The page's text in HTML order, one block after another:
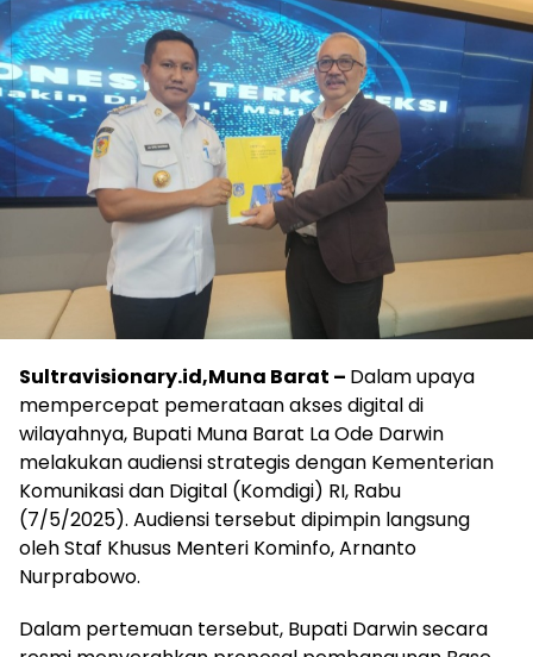
Sultravisionary.id,Muna Barat – Dalam upaya
mempercepat pemerataan akses digital di
wilayahnya, Bupati Muna Barat La Ode Darwin
melakukan audiensi strategis dengan Kementerian
Komunikasi dan Digital (Komdigi) RI, Rabu
(7/5/2025). Audiensi tersebut dipimpin langsung
oleh Staf Khusus Menteri Kominfo, Arnanto
Nurprabowo.
Dalam pertemuan tersebut, Bupati Darwin secara